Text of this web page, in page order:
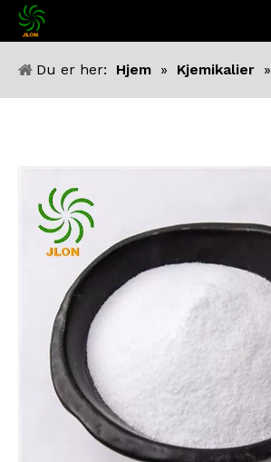
Du er her: Hjem » Kjemikalier »